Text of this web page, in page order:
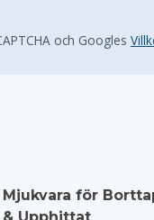
och Googles
Mjukvara för